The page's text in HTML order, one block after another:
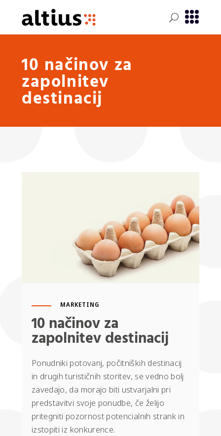
10 načinov za
zapolnitev
destinacij
MARKETING
10 načinov za
zapolnitev destinacij
Ponudniki potovanj, počitniških destinacij
in drugih turističnih storitev, se vedno bolj
zavedajo, da morajo biti ustvarjalni pri
predstavitvi svoje ponudbe, če želijo
pritegniti pozornost potencialnih strank in
izstopiti iz konkurence.